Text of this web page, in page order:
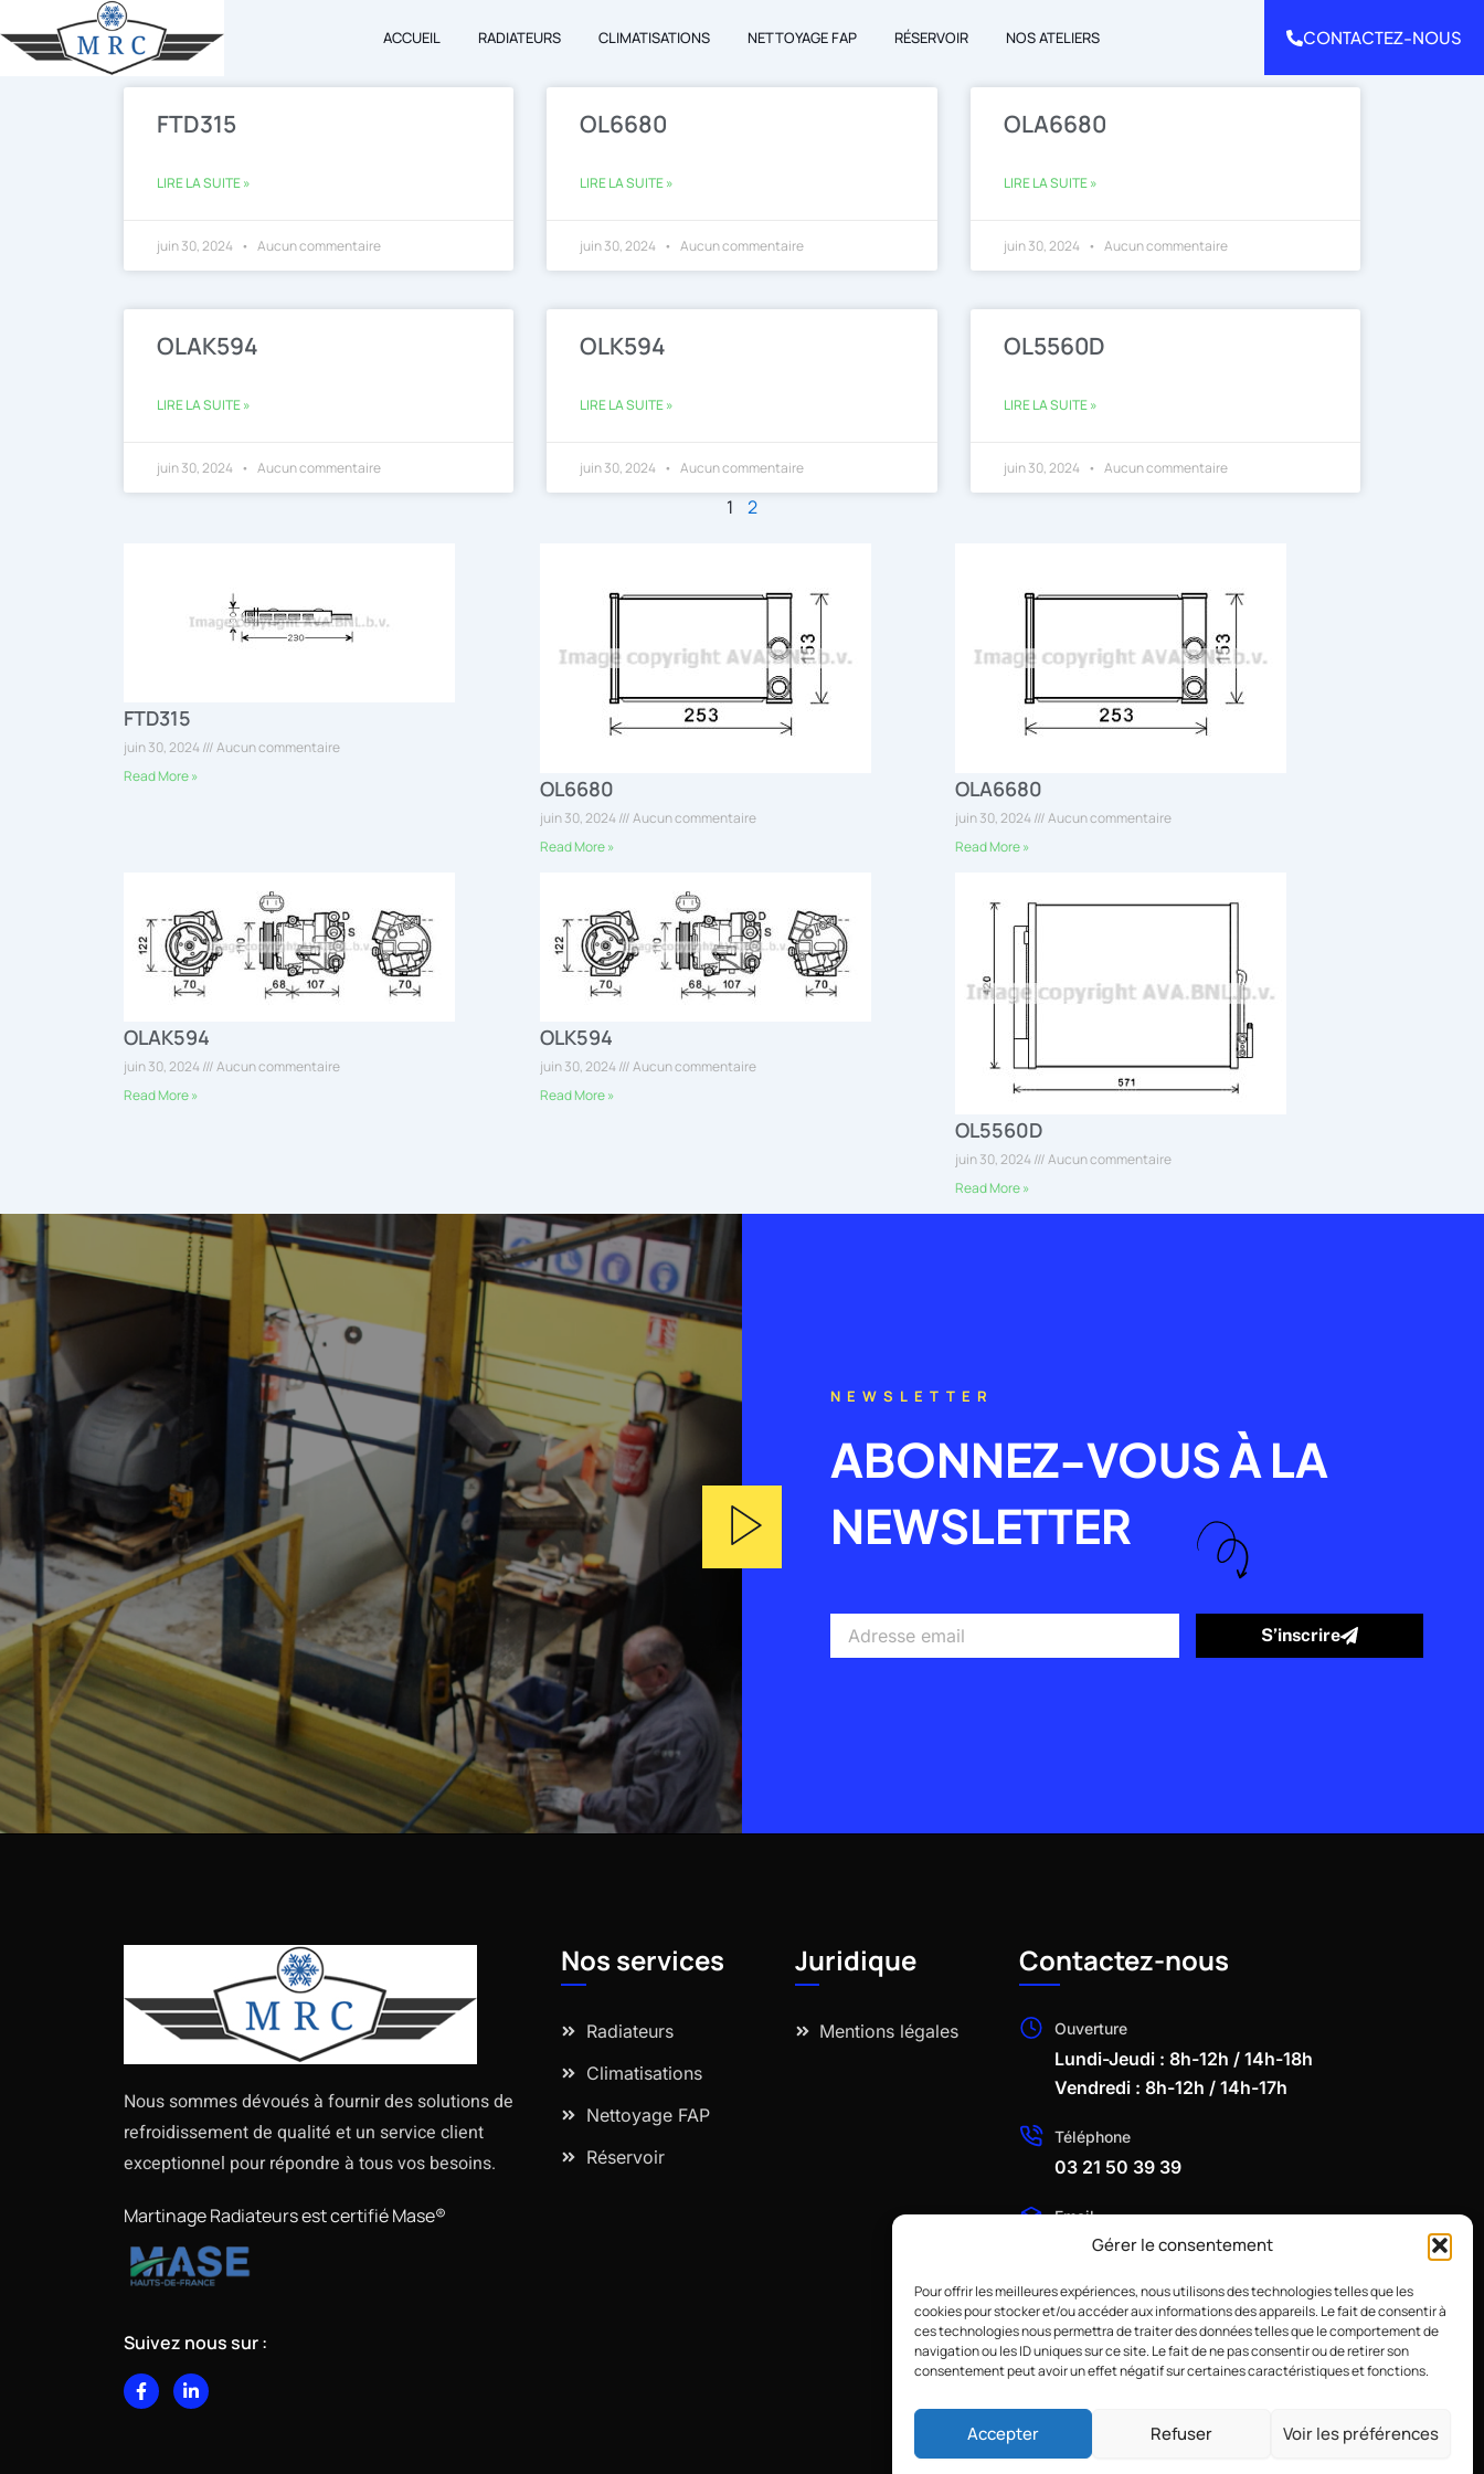
Gérer le consentement
Pour offrir les meilleures expériences, nous utilisons des technologies telles que les
cookies pour stocker et/ou accéder aux informations des appareils. Le fait de consentir à
ces technologies nous permettra de traiter des données telles que le comportement de
navigation ou les ID uniques sur ce site. Le fait de ne pas consentir ou de retirer son
consentement peut avoir un effet négatif sur certaines caractéristiques et fonctions.
Accepter Refuser Voir les préférences
au
ACCUEIL RADIATEURS CLIMATISATIONS NETTOYAGE FAP RÉSERVOIR NOS ATELIERS CONTACTEZ-NOUS
FTD315
LIRE LA SUITE »
juin 30, 2024 Aucun commentaire
OL6680
LIRE LA SUITE »
juin 30, 2024 Aucun commentaire
OLA6680
LIRE LA SUITE »
juin 30, 2024 Aucun commentaire
OLAK594
LIRE LA SUITE »
juin 30, 2024 Aucun commentaire
OLK594
LIRE LA SUITE »
juin 30, 2024 Aucun commentaire
OL5560D
LIRE LA SUITE »
juin 30, 2024 Aucun commentaire
1 2
FTD315
juin 30, 2024
Aucun commentaire
Read More »
OL6680
juin 30, 2024
Aucun commentaire
Read More »
OLA6680
juin 30, 2024
Aucun commentaire
Read More »
OLAK594
juin 30, 2024
Aucun commentaire
Read More »
OLK594
juin 30, 2024
Aucun commentaire
Read More »
OL5560D
juin 30, 2024
Aucun commentaire
Read More »
NEWSLETTER
ABONNEZ-VOUS À LA
NEWSLETTER
email
S’inscrire
Nous sommes dévoués à fournir des solutions de
refroidissement de qualité et un service client
exceptionnel pour répondre à tous vos besoins.
Martinage Radiateurs est certifié Mase®
Suivez nous sur :
F
a
c
L
i
n
Nos services
Radiateurs
Climatisations
Nettoyage FAP
Réservoir
Juridique
Mentions légales
Contactez-nous
Ouverture
Lundi-Jeudi : 8h-12h / 14h-18h
Vendredi : 8h-12h / 14h-17h
Téléphone
03 21 50 39 39
Email
martinage@mrc62.fr